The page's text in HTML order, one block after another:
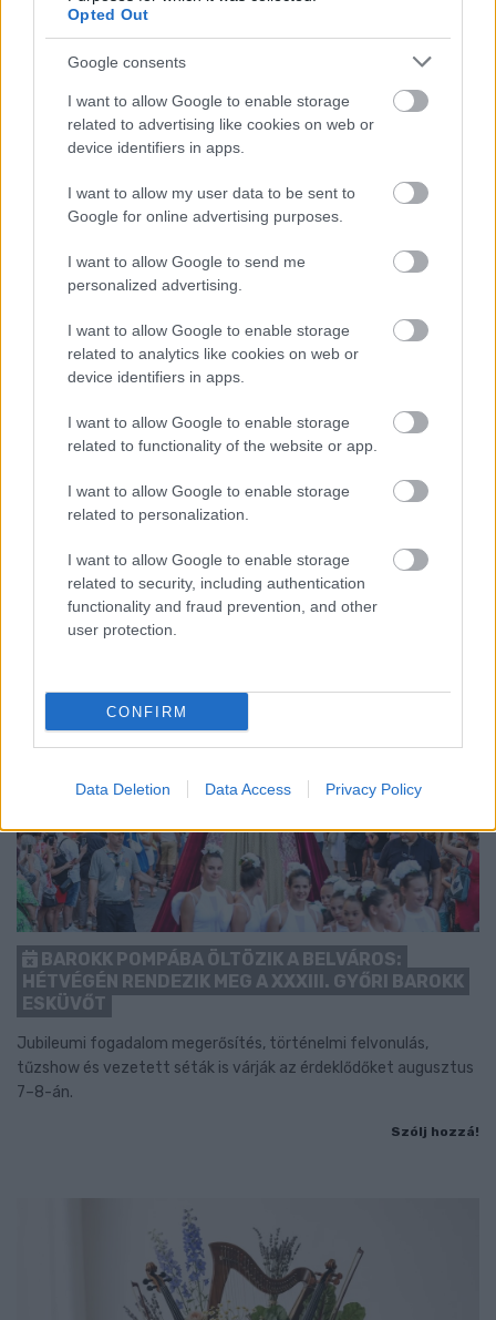
Opted Out
Google consents
I want to allow Google to enable storage
related to advertising like cookies on web or
device identifiers in apps.
I want to allow my user data to be sent to
Google for online advertising purposes.
I want to allow Google to send me
personalized advertising.
I want to allow Google to enable storage
related to analytics like cookies on web or
device identifiers in apps.
I want to allow Google to enable storage
related to functionality of the website or app.
I want to allow Google to enable storage
related to personalization.
I want to allow Google to enable storage
related to security, including authentication
functionality and fraud prevention, and other
user protection.
CONFIRM
Data Deletion Data Access Privacy Policy
ENERGIATAKARÉKOSSÁG: KORÁBBAN KEZDŐDIK
MÉRKŐZÉSE
előrébb hozták a Brest Bretagne Handball elleni találkozó
kezdését.
1 hozzászólás
BAROKK POMPÁBA ÖLTÖZIK A BELVÁROS:
HÉTVÉGÉN RENDEZIK MEG A XXXIII. GYŐRI BAROKK
ESKÜVŐT
Jubileumi fogadalom megerősítés, történelmi felvonulás,
tűzshow és vezetett séták is várják az érdeklődőket augusztus
7–8-án.
Szólj hozzá!